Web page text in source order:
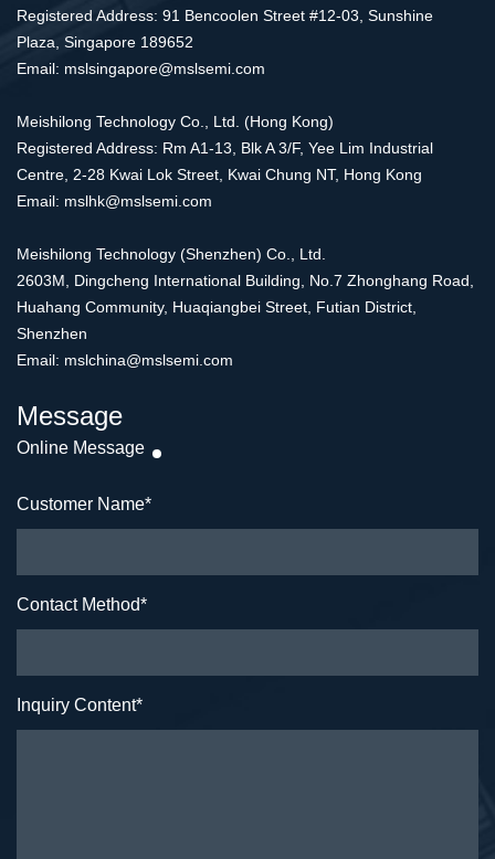
Registered Address: 91 Bencoolen Street #12-03, Sunshine
Plaza, Singapore 189652
Email: mslsingapore@mslsemi.com
Meishilong Technology Co., Ltd. (Hong Kong)
Registered Address: Rm A1-13, Blk A 3/F, Yee Lim Industrial
Centre, 2-28 Kwai Lok Street, Kwai Chung NT, Hong Kong
Email: mslhk@mslsemi.com
Meishilong Technology (Shenzhen) Co., Ltd.
2603M, Dingcheng International Building, No.7 Zhonghang Road,
Huahang Community, Huaqiangbei Street, Futian District,
Shenzhen
Email: mslchina@mslsemi.com
Message
Online Message
Customer Name*
Contact Method*
Inquiry Content*